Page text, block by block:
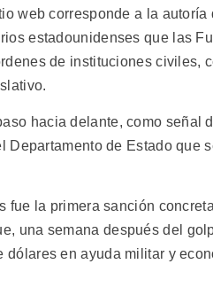
web corresponde a la autoría
estadounidenses que las
de instituciones civiles,
hacia delante, como señal
de Estado que
la primera sanción
una semana después del
en ayuda militar y